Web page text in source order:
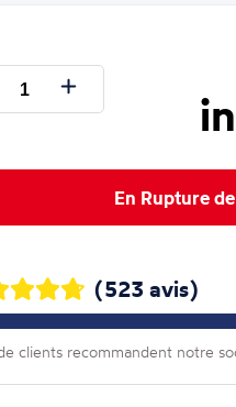
En Rupture
(523 avis)
clients recommandent notre